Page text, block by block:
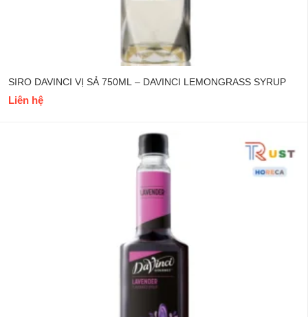
SIRO DAVINCI VỊ SẢ 750ML – DAVINCI LEMONGRASS SYRUP
Liên hệ